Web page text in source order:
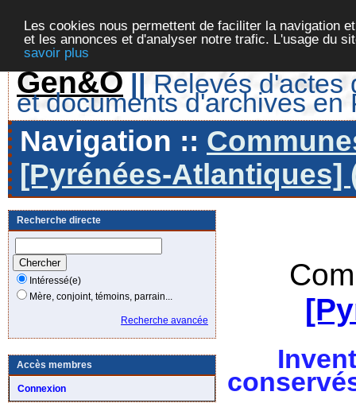
Les cookies nous permettent de faciliter la navigation
et les annonces et d'analyser notre trafic. L'usage du
savoir plus
Gen&O || Relevés d'actes
et documents d'archives en
Navigation ::
[Pyrénées-Atlantiques]
Recherche directe
Intéressé(e)
Mère, conjoint, témoins, parrain...
Recherche avancée
Accès membres
Connexion